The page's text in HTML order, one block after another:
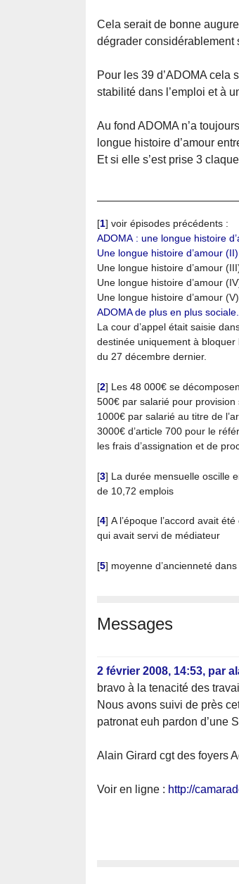
Cela serait de bonne
dégrader considérablement
Pour les 39 d’ADOMA cela
stabilité dans l’emploi et à
Au fond ADOMA n’a
longue histoire d’amour
Et si elle s’est prise 3
[1] voir épisodes précédents :
ADOMA : une longue histoire
Une longue histoire d’amour (II)
Une longue histoire d’amour
Une longue histoire d’amour
Une longue histoire d’amour
ADOMA de plus en plus sociale.
La cour d’appel était saisie
destinée uniquement à
du 27 décembre dernier.
[2] Les 48 000€ se
500€ par salarié pour
1000€ par salarié au titre de
3000€ d’article 700 pour le
les frais d’assignation et de
[3] La durée mensuelle oscille
de 10,72 emplois
[4] A l’époque l’accord avait
qui avait servi de médiateur
[5] moyenne d’ancienneté
Messages
2 février 2008, 14:53, par
bravo à la tenacité des
Nous avons suivi de près
patronat euh pardon d’une
Alain Girard cgt des foyers
Voir en ligne : http://